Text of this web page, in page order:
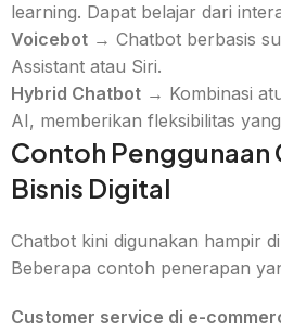
learning. Dapat belajar dari
Voicebot → Chatbot berbasis
Assistant atau Siri.
Hybrid Chatbot → Kombinasi
AI, memberikan fleksibilitas
Contoh
Bisnis Digital
Chatbot kini digunakan hampir
Beberapa contoh penerapan
Customer service di e-